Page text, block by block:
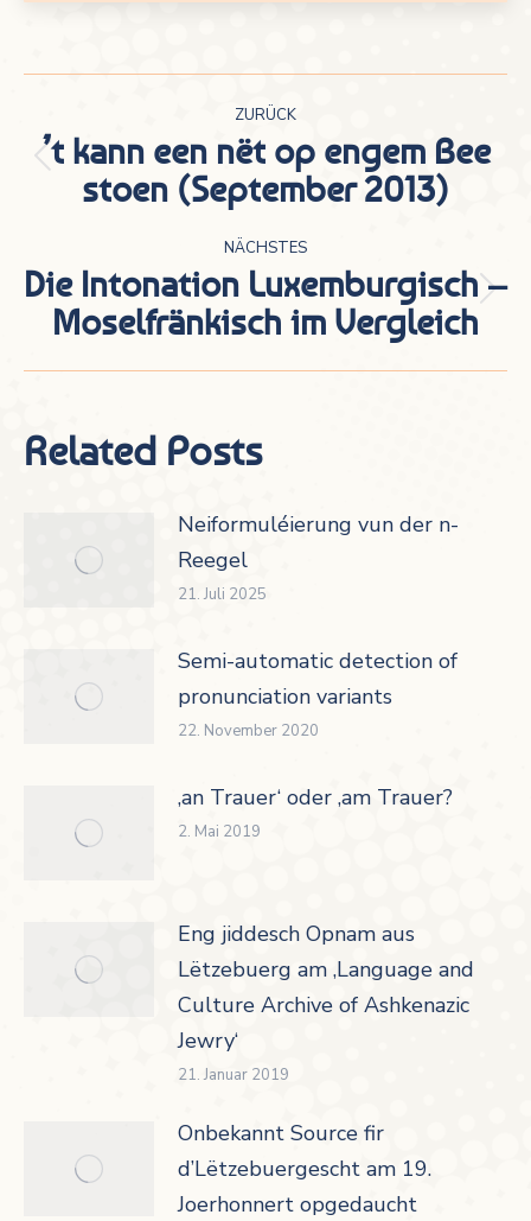
Kommentarnavigation
ZURÜCK
Vorheriger
Beitrag:
’t kann een nët op engem Bee
stoen (September 2013)
NÄCHSTES
Nächster
Beitrag:
Die Intonation Luxemburgisch –
Moselfränkisch im Vergleich
Related Posts
Neiformuléierung vun der n-
Reegel
21. Juli 2025
Semi-automatic detection of
pronunciation variants
22. November 2020
‚an Trauer‘ oder ‚am Trauer?
2. Mai 2019
Eng jiddesch Opnam aus
Lëtzebuerg am ‚Language and
Culture Archive of Ashkenazic
Jewry‘
21. Januar 2019
Onbekannt Source fir
d’Lëtzebuergescht am 19.
Joerhonnert opgedaucht